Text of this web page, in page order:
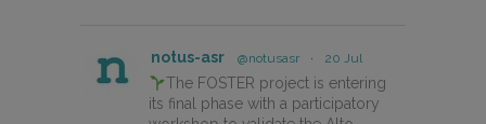
notus-asr @notusasr · 20 Jul
The FOSTER project is entering
its final phase with a participatory